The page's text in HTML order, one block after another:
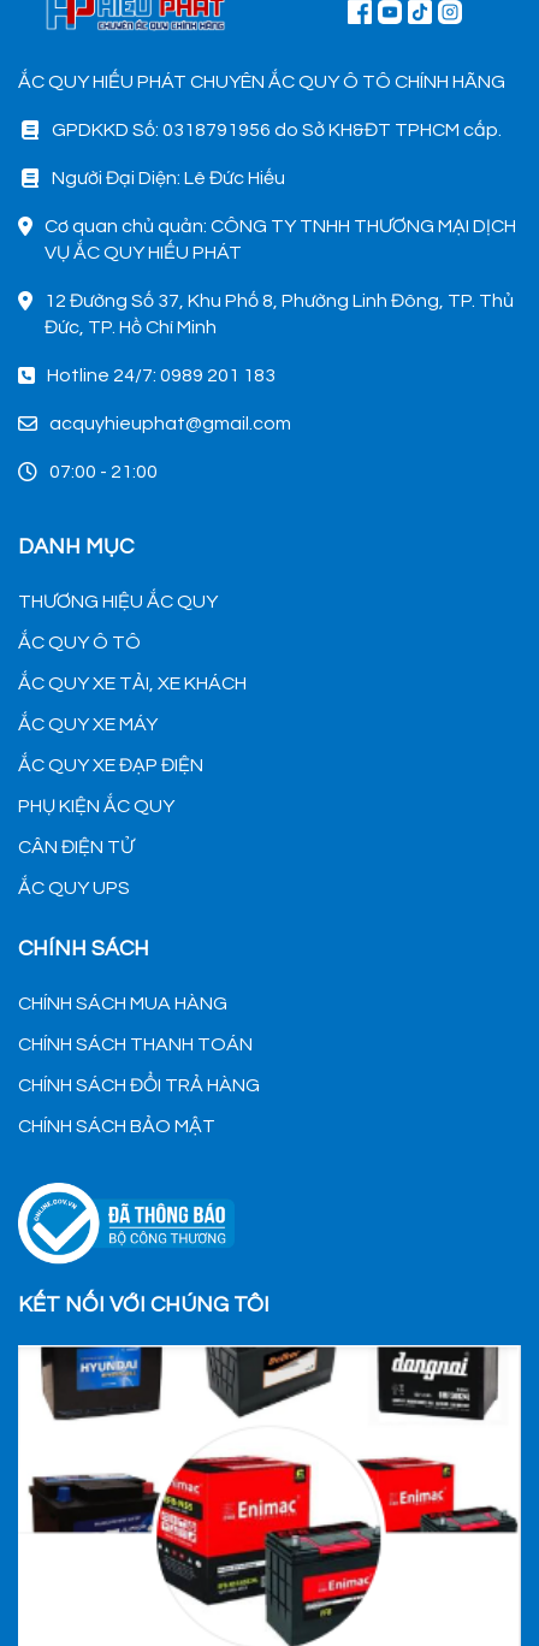
ẮC QUY HIẾU PHÁT CHUYÊN ẮC QUY Ô TÔ CHÍNH HÃNG
GPDKKD Số: 0318791956 do Sở KH&ĐT TPHCM cấp.
Người Đại Diện: Lê Đức Hiếu
Cơ quan chủ quản: CÔNG TY TNHH THƯƠNG MẠI DỊCH
VỤ ẮC QUY HIẾU PHÁT
12 Đường Số 37, Khu Phố 8, Phường Linh Đông, TP. Thủ
Đức, TP. Hồ Chí Minh
Hotline 24/7: 0989 201 183
acquyhieuphat@gmail.com
07:00 - 21:00
DANH MỤC
THƯƠNG HIỆU ẮC QUY
ẮC QUY Ô TÔ
ẮC QUY XE TẢI, XE KHÁCH
ẮC QUY XE MÁY
ẮC QUY XE ĐẠP ĐIỆN
PHỤ KIỆN ẮC QUY
CÂN ĐIỆN TỬ
ẮC QUY UPS
CHÍNH SÁCH
CHÍNH SÁCH MUA HÀNG
CHÍNH SÁCH THANH TOÁN
CHÍNH SÁCH ĐỔI TRẢ HÀNG
CHÍNH SÁCH BẢO MẬT
KẾT NỐI VỚI CHÚNG TÔI